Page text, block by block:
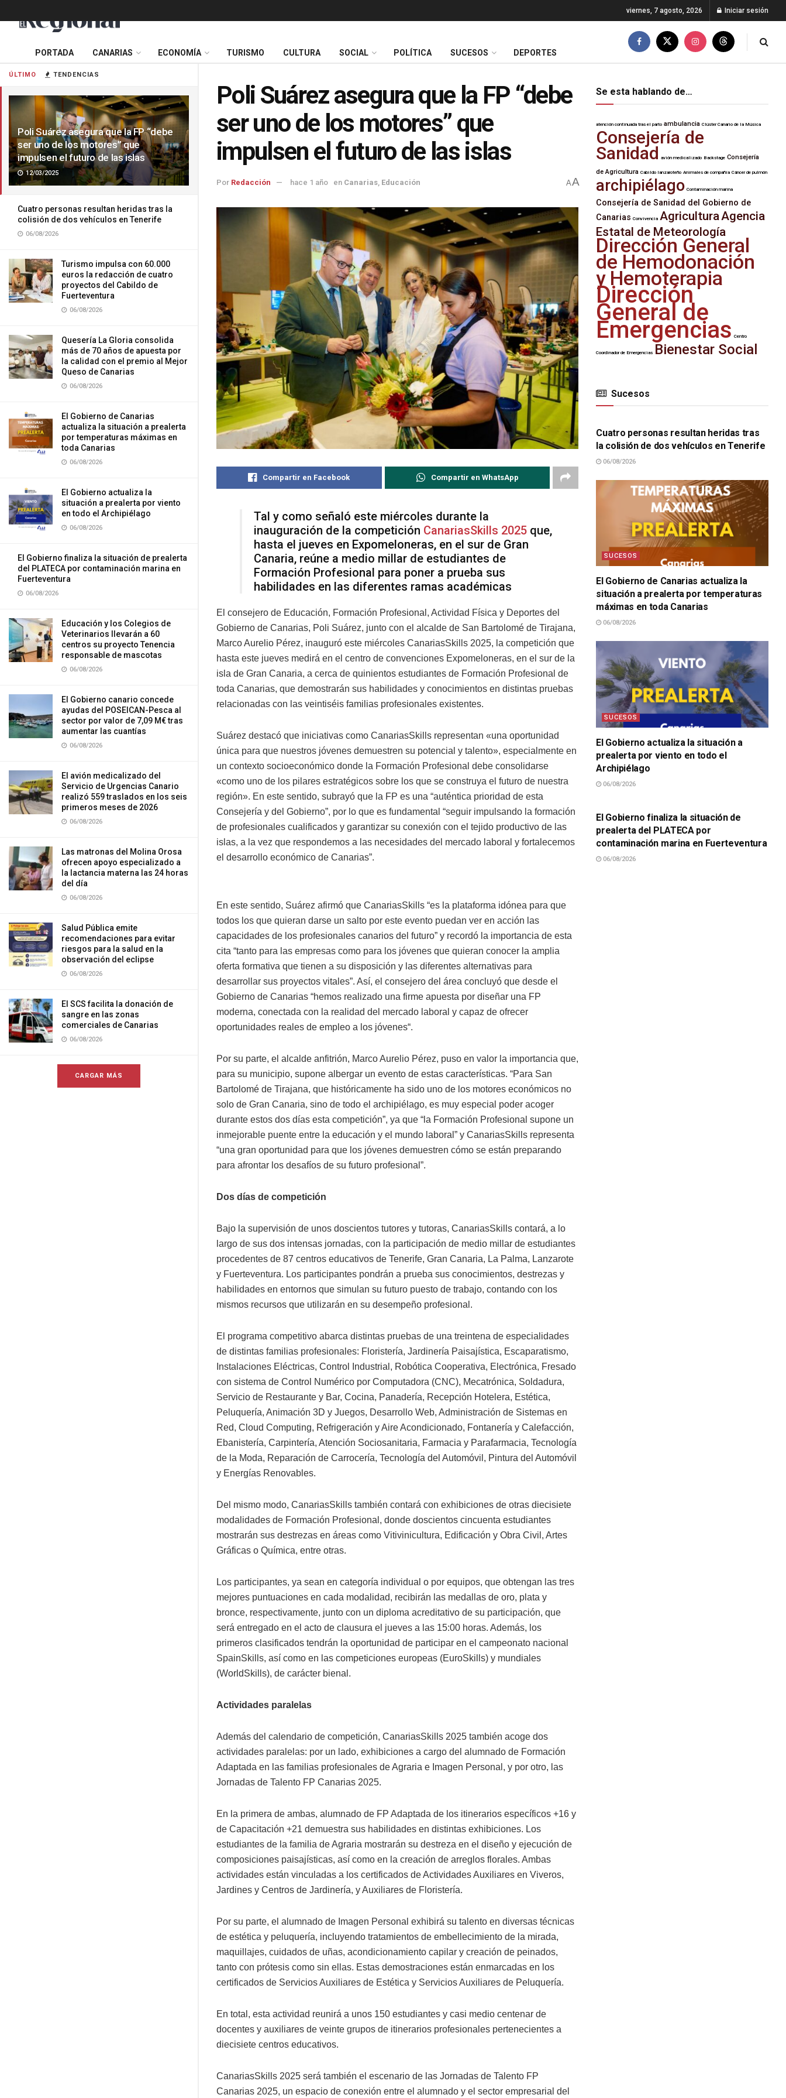
ÚLTIMO TENDENCIAS
Poli Suárez asegura que la FP “debe
ser uno de los motores” que
impulsen el futuro de las islas
12/03/2025
Cuatro personas resultan heridas tras la
colisión de dos vehículos en Tenerife
06/08/2026
Turismo impulsa con 60.000
euros la redacción de cuatro
proyectos del Cabildo de
Fuerteventura
06/08/2026
Quesería La Gloria consolida
más de 70 años de apuesta por
la calidad con el premio al Mejor
Queso de Canarias
06/08/2026
El Gobierno de Canarias
actualiza la situación a prealerta
por temperaturas máximas en
toda Canarias
06/08/2026
El Gobierno actualiza la
situación a prealerta por viento
en todo el Archipiélago
06/08/2026
El Gobierno finaliza la situación de prealerta
del PLATECA por contaminación marina en
Fuerteventura
06/08/2026
Educación y los Colegios de
Veterinarios llevarán a 60
centros su proyecto Tenencia
responsable de mascotas
06/08/2026
El Gobierno canario concede
ayudas del POSEICAN-Pesca al
sector por valor de 7,09 M€ tras
aumentar las cuantías
06/08/2026
El avión medicalizado del
Servicio de Urgencias Canario
realizó 559 traslados en los seis
primeros meses de 2026
06/08/2026
Las matronas del Molina Orosa
ofrecen apoyo especializado a
la lactancia materna las 24 horas
del día
06/08/2026
Salud Pública emite
recomendaciones para evitar
riesgos para la salud en la
observación del eclipse
06/08/2026
El SCS facilita la donación de
sangre en las zonas
comerciales de Canarias
06/08/2026
CARGAR MÁS
viernes, 7 agosto, 2026 Iniciar sesión
PORTADA CANARIAS ECONOMÍA TURISMO CULTURA SOCIAL POLÍTICA SUCESOS DEPORTES
Poli Suárez asegura que la FP “debe
ser uno de los motores” que
impulsen el futuro de las islas
Por Redacción hace 1 año en Canarias Educación AA
Compartir en Facebook Compartir en WhatsApp
Tal y como señaló este miércoles durante la
inauguración de la competición CanariasSkills 2025 que,
hasta el jueves en Expomeloneras, en el sur de Gran
Canaria, reúne a medio millar de estudiantes de
Formación Profesional para poner a prueba sus
habilidades en las diferentes ramas académicas
El consejero de Educación, Formación Profesional, Actividad Física y Deportes del
Gobierno de Canarias, Poli Suárez, junto con el alcalde de San Bartolomé de Tirajana,
Marco Aurelio Pérez, inauguró este miércoles CanariasSkills 2025, la competición que
hasta este jueves medirá en el centro de convenciones Expomeloneras, en el sur de la
isla de Gran Canaria, a cerca de quinientos estudiantes de Formación Profesional de
toda Canarias, que demostrarán sus habilidades y conocimientos en distintas pruebas
relacionadas con las veintiséis familias profesionales existentes.
Suárez destacó que iniciativas como CanariasSkills representan «una oportunidad
única para que nuestros jóvenes demuestren su potencial y talento», especialmente en
un contexto socioeconómico donde la Formación Profesional debe consolidarse
«como uno de los pilares estratégicos sobre los que se construya el futuro de nuestra
región». En este sentido, subrayó que la FP es una “auténtica prioridad de esta
Consejería y del Gobierno”, por lo que es fundamental “seguir impulsando la formación
de profesionales cualificados y garantizar su conexión con el tejido productivo de las
islas, a la vez que respondemos a las necesidades del mercado laboral y fortalecemos
el desarrollo económico de Canarias”.
En este sentido, Suárez afirmó que CanariasSkills “es la plataforma idónea para que
todos los que quieran darse un salto por este evento puedan ver en acción las
capacidades de los profesionales canarios del futuro” y recordó la importancia de esta
cita “tanto para las empresas como para los jóvenes que quieran conocer la amplia
oferta formativa que tienen a su disposición y las diferentes alternativas para
desarrollar sus proyectos vitales”. Así, el consejero del área concluyó que desde el
Gobierno de Canarias “hemos realizado una firme apuesta por diseñar una FP
moderna, conectada con la realidad del mercado laboral y capaz de ofrecer
oportunidades reales de empleo a los jóvenes“.
Por su parte, el alcalde anfitrión, Marco Aurelio Pérez, puso en valor la importancia que,
para su municipio, supone albergar un evento de estas características. “Para San
Bartolomé de Tirajana, que históricamente ha sido uno de los motores económicos no
solo de Gran Canaria, sino de todo el archipiélago, es muy especial poder acoger
durante estos dos días esta competición”, ya que “la Formación Profesional supone un
inmejorable puente entre la educación y el mundo laboral” y CanariasSkills representa
“una gran oportunidad para que los jóvenes demuestren cómo se están preparando
para afrontar los desafíos de su futuro profesional”.
Dos días de competición
Bajo la supervisión de unos doscientos tutores y tutoras, CanariasSkills contará, a lo
largo de sus dos intensas jornadas, con la participación de medio millar de estudiantes
procedentes de 87 centros educativos de Tenerife, Gran Canaria, La Palma, Lanzarote
y Fuerteventura. Los participantes pondrán a prueba sus conocimientos, destrezas y
habilidades en entornos que simulan su futuro puesto de trabajo, contando con los
mismos recursos que utilizarán en su desempeño profesional.
El programa competitivo abarca distintas pruebas de una treintena de especialidades
de distintas familias profesionales: Floristería, Jardinería Paisajística, Escaparatismo,
Instalaciones Eléctricas, Control Industrial, Robótica Cooperativa, Electrónica, Fresado
con sistema de Control Numérico por Computadora (CNC), Mecatrónica, Soldadura,
Servicio de Restaurante y Bar, Cocina, Panadería, Recepción Hotelera, Estética,
Peluquería, Animación 3D y Juegos, Desarrollo Web, Administración de Sistemas en
Red, Cloud Computing, Refrigeración y Aire Acondicionado, Fontanería y Calefacción,
Ebanistería, Carpintería, Atención Sociosanitaria, Farmacia y Parafarmacia, Tecnología
de la Moda, Reparación de Carrocería, Tecnología del Automóvil, Pintura del Automóvil
y Energías Renovables.
Del mismo modo, CanariasSkills también contará con exhibiciones de otras diecisiete
modalidades de Formación Profesional, donde doscientos cincuenta estudiantes
mostrarán sus destrezas en áreas como Vitivinicultura, Edificación y Obra Civil, Artes
Gráficas o Química, entre otras.
Los participantes, ya sean en categoría individual o por equipos, que obtengan las tres
mejores puntuaciones en cada modalidad, recibirán las medallas de oro, plata y
bronce, respectivamente, junto con un diploma acreditativo de su participación, que
será entregado en el acto de clausura el jueves a las 15:00 horas. Además, los
primeros clasificados tendrán la oportunidad de participar en el campeonato nacional
SpainSkills, así como en las competiciones europeas (EuroSkills) y mundiales
(WorldSkills), de carácter bienal.
Actividades paralelas
Además del calendario de competición, CanariasSkills 2025 también acoge dos
actividades paralelas: por un lado, exhibiciones a cargo del alumnado de Formación
Adaptada en las familias profesionales de Agraria e Imagen Personal, y por otro, las
Jornadas de Talento FP Canarias 2025.
En la primera de ambas, alumnado de FP Adaptada de los itinerarios específicos +16 y
de Capacitación +21 demuestra sus habilidades en distintas exhibiciones. Los
estudiantes de la familia de Agraria mostrarán su destreza en el diseño y ejecución de
composiciones paisajísticas, así como en la creación de arreglos florales. Ambas
actividades están vinculadas a los certificados de Actividades Auxiliares en Viveros,
Jardines y Centros de Jardinería, y Auxiliares de Floristería.
Por su parte, el alumnado de Imagen Personal exhibirá su talento en diversas técnicas
de estética y peluquería, incluyendo tratamientos de embellecimiento de la mirada,
maquillajes, cuidados de uñas, acondicionamiento capilar y creación de peinados,
tanto con prótesis como sin ellas. Estas demostraciones están enmarcadas en los
certificados de Servicios Auxiliares de Estética y Servicios Auxiliares de Peluquería.
En total, esta actividad reunirá a unos 150 estudiantes y casi medio centenar de
docentes y auxiliares de veinte grupos de itinerarios profesionales pertenecientes a
diecisiete centros educativos.
CanariasSkills 2025 será también el escenario de las Jornadas de Talento FP
Canarias 2025, un espacio de conexión entre el alumnado y el sector empresarial del
Se esta hablando de…
atención continuada tras el parto ambulancia Clúster Canario de la Música
Consejería de
Sanidad avión medicalizado Backstage Consejería
de Agricultura Cabildo lanzaroteño Animales de compañía Cáncer de pulmón
archipiélago Contaminación marina
Consejería de Sanidad del Gobierno de
Canarias Convivencia AgriculturaAgencia
Estatal de Meteorología
Dirección General
de Hemodonación
y Hemoterapia
Dirección
General de
Emergencias Centro
Coordinador de Emergencias Bienestar Social
Sucesos
SUCESOS
Cuatro personas resultan heridas tras
la colisión de dos vehículos en Tenerife
06/08/2026
SUCESOS
El Gobierno de Canarias actualiza la
situación a prealerta por temperaturas
máximas en toda Canarias
06/08/2026
SUCESOS
El Gobierno actualiza la situación a
prealerta por viento en todo el
Archipiélago
06/08/2026
El Gobierno finaliza la situación de
prealerta del PLATECA por
contaminación marina en Fuerteventura
06/08/2026